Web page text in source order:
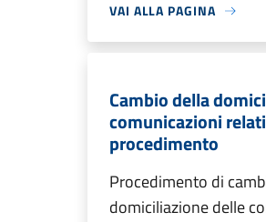
VAI ALLA PAGINA
Cambio della
comunicazioni
procedimento
Procedimento di
domiciliazione delle